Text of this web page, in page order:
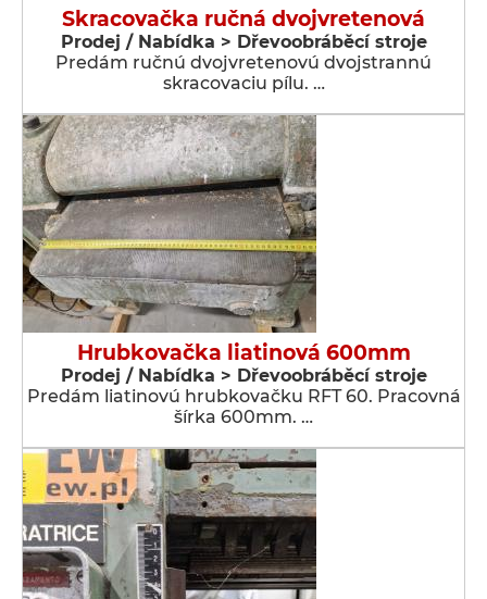
Skracovačka ručná dvojvretenová
Prodej / Nabídka > Dřevoobráběcí stroje
Predám ručnú dvojvretenovú dvojstrannú
skracovaciu pílu. …
Hrubkovačka liatinová 600mm
Prodej / Nabídka > Dřevoobráběcí stroje
Predám liatinovú hrubkovačku RFT 60. Pracovná
šírka 600mm. …